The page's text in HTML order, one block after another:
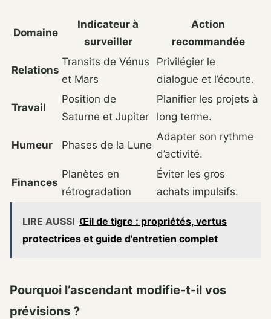
Domaine
Indicateur à
surveiller
Action
recommandée
Relations
Transits de Vénus
et Mars
Privilégier le
dialogue et l’écoute.
Travail
Position de
Saturne et Jupiter
Planifier les projets à
long terme.
Humeur Phases de la Lune
Adapter son rythme
d’activité.
Finances
Planètes en
rétrogradation
Éviter les gros
achats impulsifs.
LIRE AUSSI Œil de tigre : propriétés, vertus
protectrices et guide d'entretien complet
Pourquoi l’ascendant modifie-t-il vos
prévisions ?